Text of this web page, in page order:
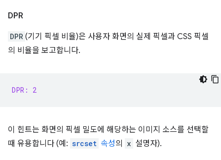
DPR
DPR (기기 픽셀 비율)은 사용자 화면의 실제 픽셀과 CSS 픽셀
의 비율을 보고합니다.
DPR: 2
이 힌트는 화면의 픽셀 밀도에 해당하는 이미지 소스를 선택할
때 유용합니다 (예: srcset 속성의 x 설명자).